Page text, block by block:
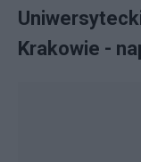
Krakowie -